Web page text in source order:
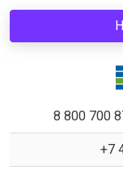
8 800 700
+7